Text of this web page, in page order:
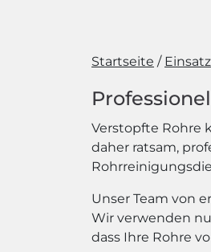
Startseite
Verstopfte Rohre
daher ratsam,
Unser Team von
Wir verwenden
dass Ihre Rohre